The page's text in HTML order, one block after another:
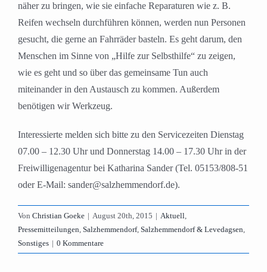
näher zu bringen, wie sie einfache Reparaturen wie z. B.
Reifen wechseln durchführen können, werden nun Personen
gesucht, die gerne an Fahrräder basteln. Es geht darum, den
Menschen im Sinne von „Hilfe zur Selbsthilfe“ zu zeigen,
wie es geht und so über das gemeinsame Tun auch
miteinander in den Austausch zu kommen. Außerdem
benötigen wir Werkzeug.
Interessierte melden sich bitte zu den Servicezeiten Dienstag
07.00 – 12.30 Uhr und Donnerstag 14.00 – 17.30 Uhr in der
Freiwilligenagentur bei Katharina Sander (Tel. 05153/808-51
oder E-Mail: sander@salzhemmendorf.de).
Von Christian Goeke | August 20th, 2015 | Aktuell,
Pressemitteilungen, Salzhemmendorf, Salzhemmendorf & Levedagsen,
Sonstiges | 0 Kommentare